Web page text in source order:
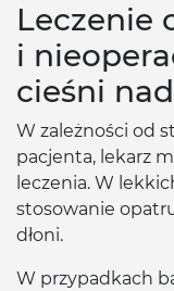
Leczenie
i
cieśni
W zależności od
pacjenta, lekarz
leczenia. W
stosowanie
dłoni.
W przypadkach